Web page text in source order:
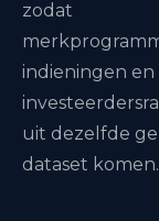
zodat
indieningen en
uit dezelfde
dataset komen.